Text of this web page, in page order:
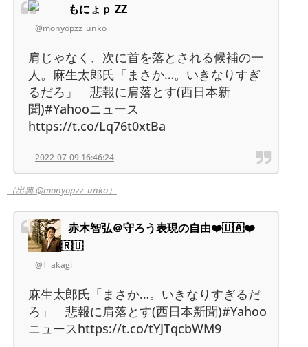
もにょｐ ZZ
@monyopzz_unko
肩じゃなく、次に首を落とされる候補の一
人。麻生太郎氏「まさか…。いきなりすぎ
るだろ」 悲報に肩落とす(西日本新
聞)#Yahooニュース
https://t.co/Lq76t0xtBa
2022-07-09 16:46:24
（出典 @monyopzz_unko）
赤木智弘＠守ろう表現の自由❤️🇺🇦❤️
🇷🇺
@T_akagi
麻生太郎氏「まさか…。いきなりすぎるだ
ろ」 悲報に肩落とす(西日本新聞)#Yahoo
ニュースhttps://t.co/tYJTqcbWM9